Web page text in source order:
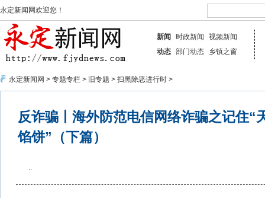
永定新闻网欢迎您！
新闻 时政新闻
视频新闻
动态 部门动态 乡镇之窗
永定新闻网 > 专题专栏 > 旧专题 > 扫黑除恶进行时 >
反诈骗丨海外防范电信网络诈骗之记住“
馅饼”（下篇）
..